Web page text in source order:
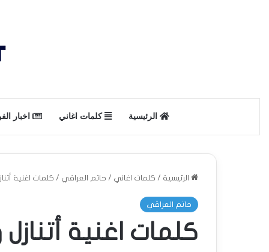
الرئيسية كلمات اغاني اخبار
الرئيسية / كلمات اغاني / حاتم العراقي / كلمات اغنية
حاتم العراقي
كلمات اغنية